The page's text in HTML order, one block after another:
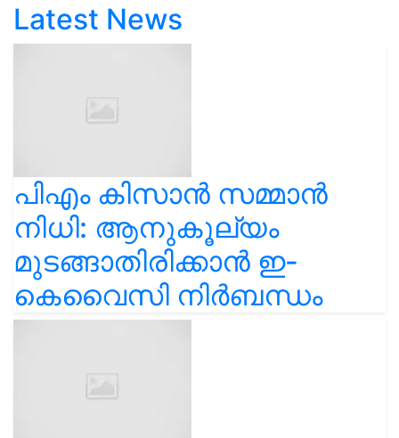
Latest News
പിഎം കിസാൻ സമ്മാൻ
നിധി: ആനുകൂല്യം
മുടങ്ങാതിരിക്കാൻ ഇ-
കെവൈസി നിർബന്ധം